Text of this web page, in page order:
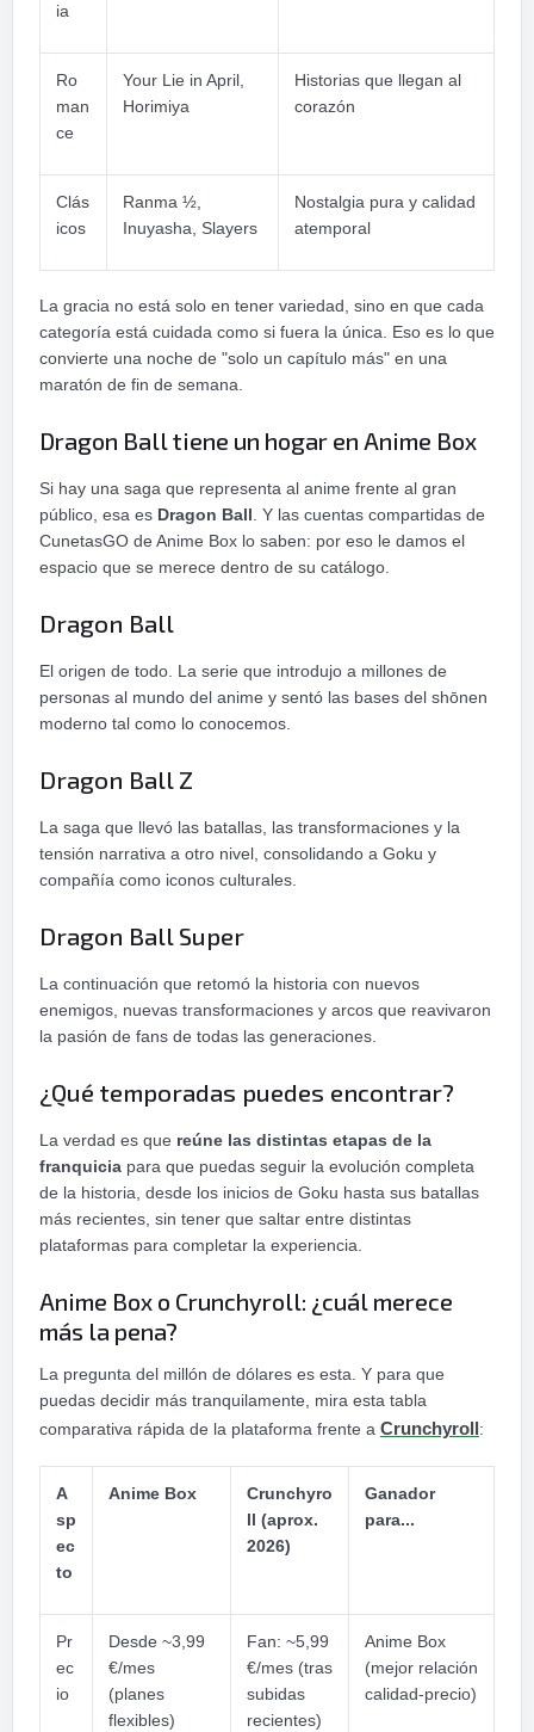
ia
Ro
man
ce
Your Lie in April,
Horimiya
Historias que llegan al
corazón
Clás
icos
Ranma ½,
Inuyasha, Slayers
Nostalgia pura y calidad
atemporal
La gracia no está solo en tener variedad, sino en que cada
categoría está cuidada como si fuera la única. Eso es lo que
convierte una noche de "solo un capítulo más" en una
maratón de fin de semana.
Dragon Ball tiene un hogar en Anime Box
Si hay una saga que representa al anime frente al gran
público, esa es Dragon Ball. Y las cuentas compartidas de
CunetasGO de Anime Box lo saben: por eso le damos el
espacio que se merece dentro de su catálogo.
Dragon Ball
El origen de todo. La serie que introdujo a millones de
personas al mundo del anime y sentó las bases del shōnen
moderno tal como lo conocemos.
Dragon Ball Z
La saga que llevó las batallas, las transformaciones y la
tensión narrativa a otro nivel, consolidando a Goku y
compañía como iconos culturales.
Dragon Ball Super
La continuación que retomó la historia con nuevos
enemigos, nuevas transformaciones y arcos que reavivaron
la pasión de fans de todas las generaciones.
¿Qué temporadas puedes encontrar?
La verdad es que reúne las distintas etapas de la
franquicia para que puedas seguir la evolución completa
de la historia, desde los inicios de Goku hasta sus batallas
más recientes, sin tener que saltar entre distintas
plataformas para completar la experiencia.
Anime Box o Crunchyroll: ¿cuál merece
más la pena?
La pregunta del millón de dólares es esta. Y para que
puedas decidir más tranquilamente, mira esta tabla
comparativa rápida de la plataforma frente a Crunchyroll :
A
sp
ec
to
Anime Box
Crunchyro
ll (aprox.
2026)
Ganador
para...
Pr
ec
io
Desde ~3,99
€/mes
(planes
flexibles)
Fan: ~5,99
€/mes (tras
subidas
recientes)
Anime Box
(mejor relación
calidad-precio)